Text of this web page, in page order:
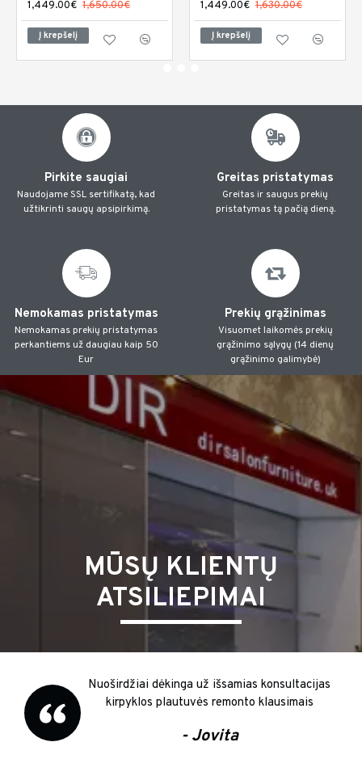
1,449.00€ 1,650.00€
Į krepšelį
1,449.00€ 1,630.00€
Į krepšelį
Pirkite saugiai
Naudojame SSL sertifikatą, kad
užtikrinti saugų apsipirkimą.
Greitas pristatymas
Greitas ir saugus prekių
pristatymas tą pačią dieną.
Nemokamas pristatymas
Nemokamas prekių pristatymas
perkantiems už daugiau kaip 50
Eur
Prekių grąžinimas
Visuomet laikomės prekių
grąžinimo sąlygų (14 dienų
grąžinimo galimybė)
MŪSŲ KLIENTŲ
ATSILIEPIMAI
Nuoširdžiai dėkinga už išsamias konsultacijas
kirpyklos plautuvės remonto klausimais
- Jovita